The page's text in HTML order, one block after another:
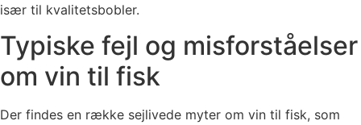
især til kvalitetsbobler.
Typiske fejl og misforståelser
om vin til fisk
Der findes en række sejlivede myter om vin til fisk, som